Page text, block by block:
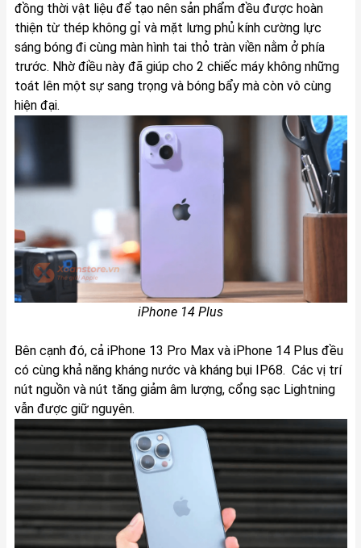
đồng thời vật liệu để tạo nên sản phẩm đều được hoàn
thiện từ thép không gỉ và mặt lưng phủ kính cường lực
sáng bóng đi cùng màn hình tai thỏ tràn viền nằm ở phía
trước. Nhờ điều này đã giúp cho 2 chiếc máy không những
toát lên một sự sang trọng và bóng bẩy mà còn vô cùng
hiện đại.
iPhone 14 Plus
Bên cạnh đó, cả iPhone 13 Pro Max và iPhone 14 Plus đều
có cùng khả năng kháng nước và kháng bụi IP68. Các vị trí
nút nguồn và nút tăng giảm âm lượng, cổng sạc Lightning
vẫn được giữ nguyên.